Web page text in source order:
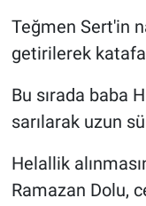
Teğmen Sert'in
getirilerek
Bu sırada baba
sarılarak uzun
Helallik
Ramazan Dolu,